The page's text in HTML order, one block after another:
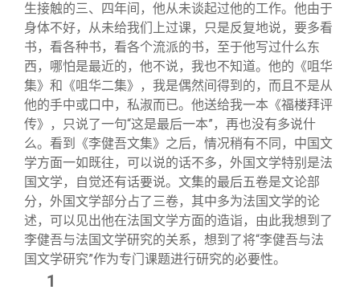
实用信息
总会章程
理事会名单
制度法规
联系我们
生接触的三、四年间，他从未谈起过他的工作。他由于
身体不好，从未给我们上过课，只是反复地说，要多看
书，看各种书，看各个流派的书，至于他写过什么东
西，哪怕是最近的，他不说，我也不知道。他的《咀华
集》和《咀华二集》，我是偶然间得到的，而且不是从
他的手中或口中，私淑而已。他送给我一本《福楼拜评
传》，只说了一句“这是最后一本”，再也没有多说什
么。看到《李健吾文集》之后，情况稍有不同，中国文
学方面一如既往，可以说的话不多，外国文学特别是法
国文学，自觉还有话要说。文集的最后五卷是文论部
分，外国文学部分占了三卷，其中多为法国文学的论
述，可以见出他在法国文学方面的造诣，由此我想到了
李健吾与法国文学研究的关系，想到了将“李健吾与法
国文学研究”作为专门课题进行研究的必要性。
1